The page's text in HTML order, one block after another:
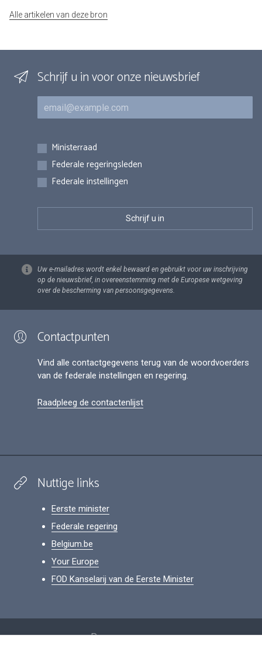
Alle artikelen van deze bron
Schrijf u in voor onze nieuwsbrief
E-mail
Inschrijvingen
Ministerraad
Federale regeringsleden
Federale instellingen
Uw e-mailadres wordt enkel bewaard en gebruikt voor uw inschrijving
op de nieuwsbrief, in overeenstemming met de Europese wetgeving
over de bescherming van persoonsgegevens.
Contactpunten
Vind alle contactgegevens terug van de woordvoerders
van de federale instellingen en regering.
Raadpleeg de contactenlijst
Nuttige links
Eerste minister
Federale regering
Belgium.be
Your Europe
FOD Kanselarij van de Eerste Minister
Persoonsgegevens